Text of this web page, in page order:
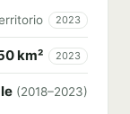
2023
km² 2023
(2018–2023)